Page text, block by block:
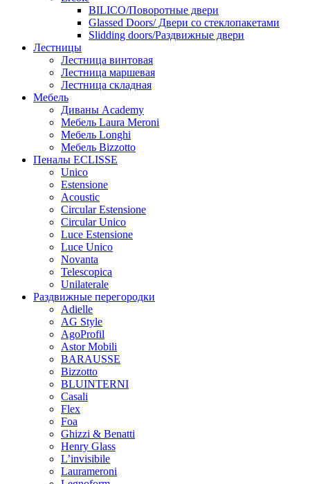
BILICO/Поворотные двери
Glassed Doors/ Двери со стеклопакетами
Slidding doors/Раздвижные двери
Лестницы
Лестница винтовая
Лестница маршевая
Лестница складная
Мебель
Диваны Academy
Мебель Laura Meroni
Мебель Longhi
Мебель Bizzotto
Пеналы ECLISSE
Unico
Estensione
Acoustic
Circular Estensione
Circular Unico
Luce Estensione
Luce Unico
Novanta
Telescopica
Unilaterale
Раздвижные перегородки
Adielle
AG Style
AgoProfil
Astor Mobili
BARAUSSE
Bizzotto
BLUINTERNI
Casali
Flex
Foa
Ghizzi & Benatti
Henry Glass
L’invisibile
Laurameroni